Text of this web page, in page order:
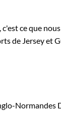
ce que
de Jersey et
Normandes